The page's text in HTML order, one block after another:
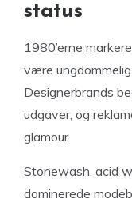
status
1980’erne
være
Designerbrands
udgaver, og
glamour.
Stonewash, acid
dominerede